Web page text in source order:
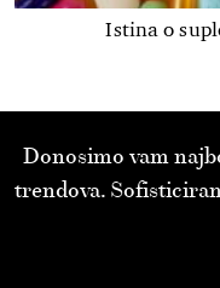
Istina o
Donosimo vam
trendova.